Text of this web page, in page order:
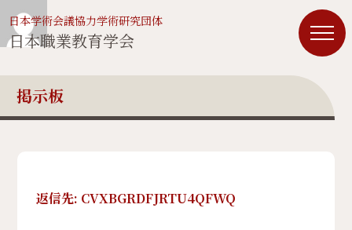
日本学術会議協力学術研究団体
日本職業教育学会
掲示板
返信先: CVXBGRDFJRTU4QFWQ